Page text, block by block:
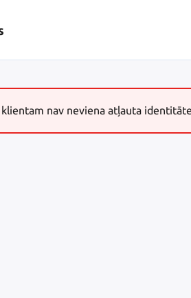
nav neviena atļauta